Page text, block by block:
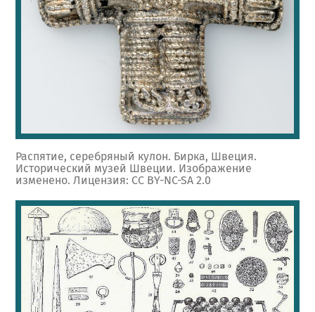
Распятие, серебряный кулон. Бирка, Швеция.
Исторический музей Швеции. Изображение
изменено. Лицензия: CC BY-NC-SA 2.0